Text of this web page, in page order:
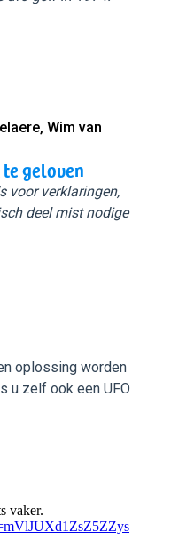
Wim van
te geloven
voor verklaringen,
deel mist nodige
oplossing worden
u zelf ook een UFO